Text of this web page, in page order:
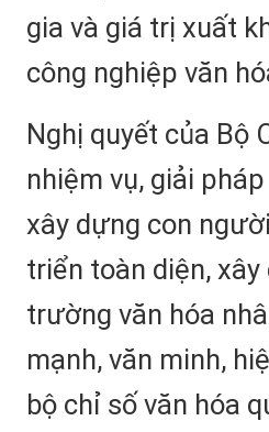
gia và giá trị xuất
công nghiệp văn
Nghị quyết của Bộ
nhiệm vụ, giải
xây dựng con
triển toàn diện,
trường văn hóa
mạnh, văn minh,
bộ chỉ số văn hóa